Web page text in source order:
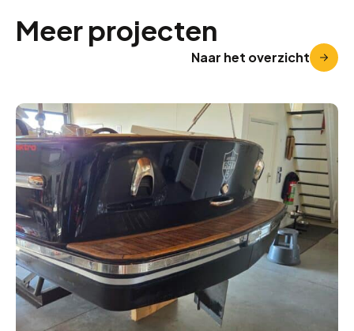
Meer projecten
Naar het overzicht